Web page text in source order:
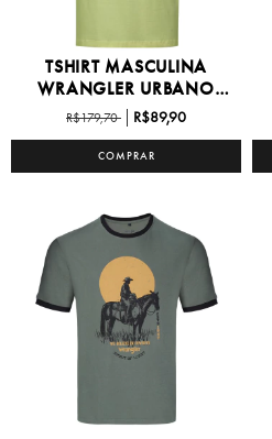
TSHIRT MASCULINA
WRANGLER URBANO
P/GG -...
R$179,70 R$89,90
COMPRAR